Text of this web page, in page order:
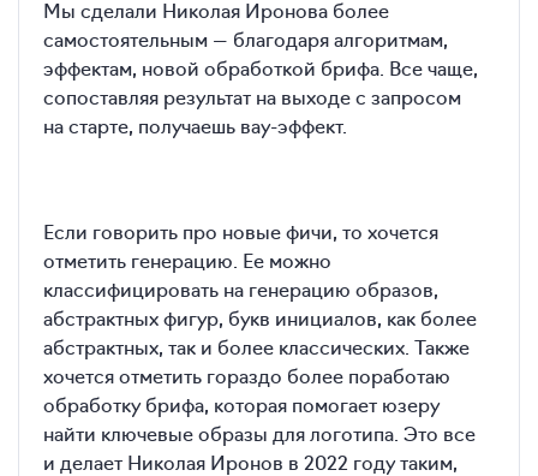
Мы сделали Николая Иронова более
самостоятельным — благодаря алгоритмам,
эффектам, новой обработкой брифа. Все чаще,
сопоставляя результат на выходе с запросом
на старте, получаешь вау-эффект.
Если говорить про новые фичи, то хочется
отметить генерацию. Ее можно
классифицировать на генерацию образов,
абстрактных фигур, букв инициалов, как более
абстрактных, так и более классических. Также
хочется отметить гораздо более поработаю
обработку брифа, которая помогает юзеру
найти ключевые образы для логотипа. Это все
и делает Николая Иронов в 2022 году таким,